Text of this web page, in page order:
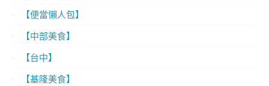
【便當懶人包】
【中部美食】
【台中】
【基隆美食】